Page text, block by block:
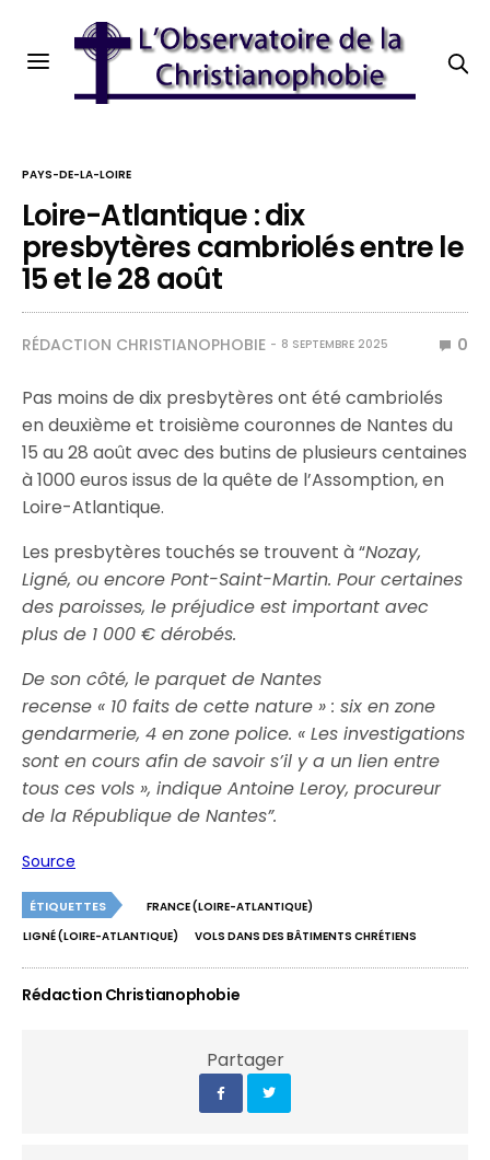
PAYS-DE-LA-LOIRE
Loire-Atlantique : dix
presbytères cambriolés entre le
15 et le 28 août
RÉDACTION CHRISTIANOPHOBIE 8 SEPTEMBRE 2025 0
Pas moins de dix presbytères ont été cambriolés
en deuxième et troisième couronnes de Nantes du
15 au 28 août avec des butins de plusieurs centaines
à 1000 euros issus de la quête de l’Assomption, en
Loire-Atlantique.
Les presbytères touchés se trouvent à “Nozay,
Ligné, ou encore Pont-Saint-Martin. Pour certaines
des paroisses, le préjudice est important avec
plus de 1 000 € dérobés.
De son côté, le parquet de Nantes
recense « 10 faits de cette nature » : six en zone
gendarmerie, 4 en zone police. « Les investigations
sont en cours afin de savoir s’il y a un lien entre
tous ces vols », indique Antoine Leroy, procureur
de la République de Nantes”.
Source
ÉTIQUETTES
FRANCE (LOIRE-ATLANTIQUE)
LIGNÉ (LOIRE-ATLANTIQUE)
VOLS DANS DES BÂTIMENTS CHRÉTIENS
Rédaction Christianophobie
Partager